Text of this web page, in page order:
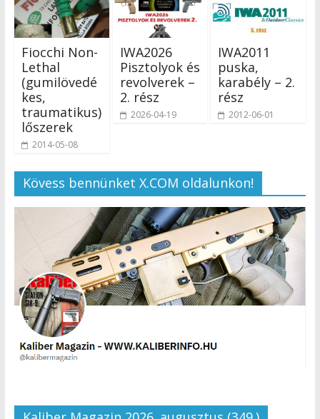
Fiocchi Non-
Lethal
(gumilövedé
kes,
traumatikus)
lőszerek
2014-05-08
IWA2026
Pisztolyok és
revolverek –
2. rész
2026-04-19
IWA2011
puska,
karabély – 2.
rész
2012-06-01
Kövess bennünket X.COM oldalunkon!